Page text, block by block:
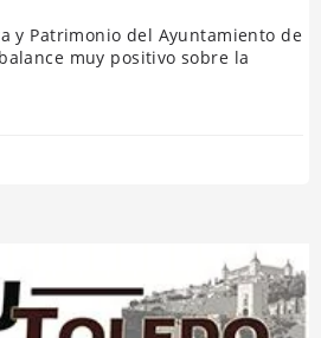
y Patrimonio del Ayuntamiento de
muy positivo sobre la